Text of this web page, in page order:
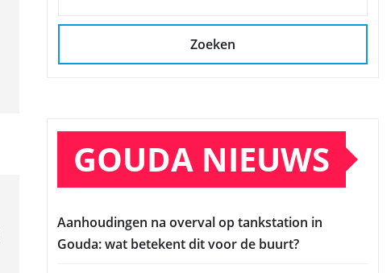
Zoeken
GOUDA NIEUWS
Aanhoudingen na overval op tankstation in
Gouda: wat betekent dit voor de buurt?